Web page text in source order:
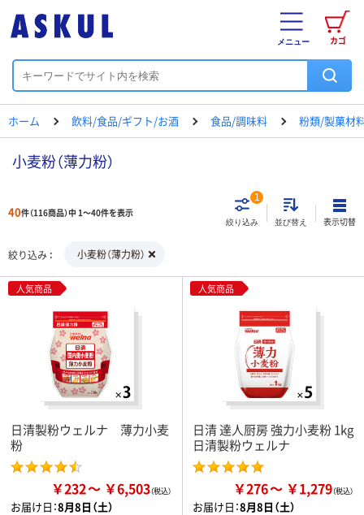
カゴ
メニュー
ホーム 飲料/食品/ギフト/お酒 食品/調味料 粉類/製菓材
小麦粉（薄力粉）
40件（116商品）中 1～40件を表示
絞り込み
1
並び替え 表示切替
絞り込み 小麦粉（薄力粉）
人気商品
日清製粉ウェルナ 薄力小麦
粉
￥232 ￥6,503
お届け日：8月8日（土）
人気商品
日清 達人厨房 強力小麦粉 1kg
日清製粉ウェルナ
￥276 ￥1,279
お届け日：8月8日（土）